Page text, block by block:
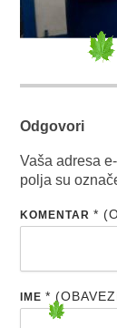
Odgovori
Vaša adresa
polja su
KOMENTAR*
IME*